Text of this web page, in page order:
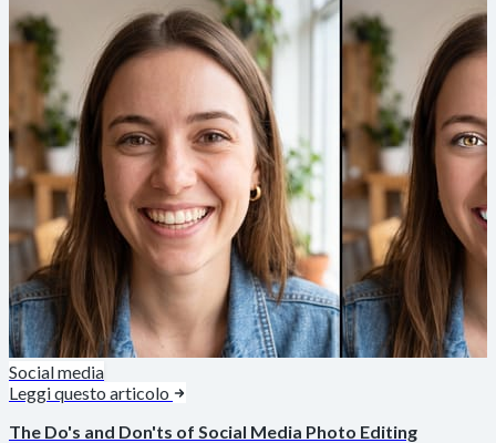
Social media
Leggi questo articolo
The Do's and Don'ts of Social Media Photo Editing